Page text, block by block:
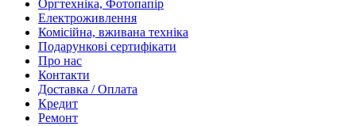
Оргтехніка, Фотопапір
Електроживлення
Комісійна, вживана техніка
Подарункові сертифікати
Про нас
Контакти
Доставка / Оплата
Кредит
Ремонт